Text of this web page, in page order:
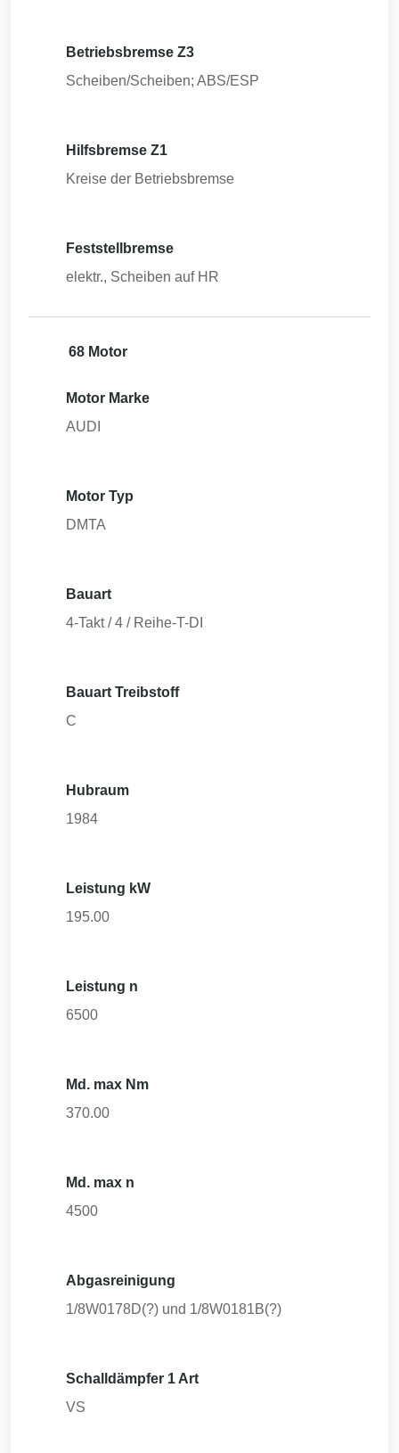
Betriebsbremse Z3
Scheiben/Scheiben; ABS/ESP
Hilfsbremse Z1
Kreise der Betriebsbremse
Feststellbremse
elektr., Scheiben auf HR
68 Motor
Motor Marke
AUDI
Motor Typ
DMTA
Bauart
4-Takt / 4 / Reihe-T-DI
Bauart Treibstoff
C
Hubraum
1984
Leistung kW
195.00
Leistung n
6500
Md. max Nm
370.00
Md. max n
4500
Abgasreinigung
1/8W0178D(?) und 1/8W0181B(?)
Schalldämpfer 1 Art
VS